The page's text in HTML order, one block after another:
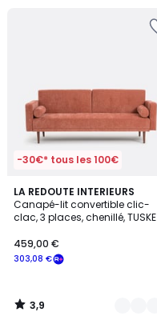
-30€* tous les 100€
LA REDOUTE INTERIEURS
Canapé-lit convertible clic-
clac, 3 places, chenillé, TUSKE
303,08 €
459,00 €
3,9
/ 5
4
Couleurs
3,9
/